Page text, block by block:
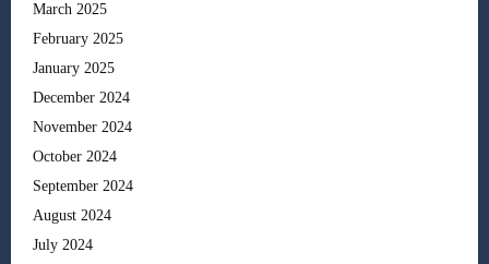
March 2025
February 2025
January 2025
December 2024
November 2024
October 2024
September 2024
August 2024
July 2024